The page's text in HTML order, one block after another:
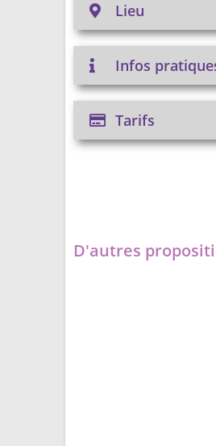
Lieu
Infos
Tarifs
D'autres